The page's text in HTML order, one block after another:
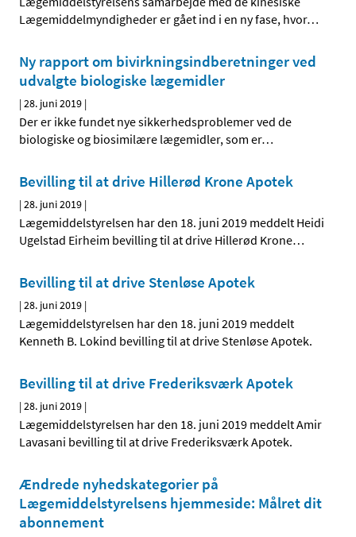
Lægemiddelmyndigheder er gået ind i en ny fase, hvor…
Ny rapport om bivirkningsindberetninger ved
udvalgte biologiske lægemidler
|28. juni 2019 |
Der er ikke fundet nye sikkerhedsproblemer ved de
biologiske og biosimilære lægemidler, som er…
Bevilling til at drive Hillerød Krone Apotek
|28. juni 2019 |
Lægemiddelstyrelsen har den 18. juni 2019 meddelt Heidi
Ugelstad Eirheim bevilling til at drive Hillerød Krone…
Bevilling til at drive Stenløse Apotek
|28. juni 2019 |
Lægemiddelstyrelsen har den 18. juni 2019 meddelt
Kenneth B. Lokind bevilling til at drive Stenløse Apotek.
Bevilling til at drive Frederiksværk Apotek
|28. juni 2019 |
Lægemiddelstyrelsen har den 18. juni 2019 meddelt Amir
Lavasani bevilling til at drive Frederiksværk Apotek.
Ændrede nyhedskategorier på
Lægemiddelstyrelsens hjemmeside: Målret dit
abonnement